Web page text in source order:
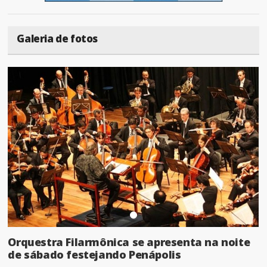
Galeria de fotos
Orquestra Filarmônica se apresenta na noite
de sábado festejando Penápolis